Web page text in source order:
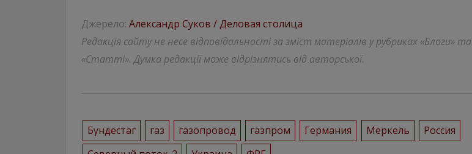
Джерело: Александр Суков / Деловая столица
Редакція сайту не несе відповідальності за зміст матеріалів у рубриках «Блоги» та
«Статті». Думка редакції може відрізнятись від авторської.
Бундестаг газ газопровод газпром Германия Меркель
Россия